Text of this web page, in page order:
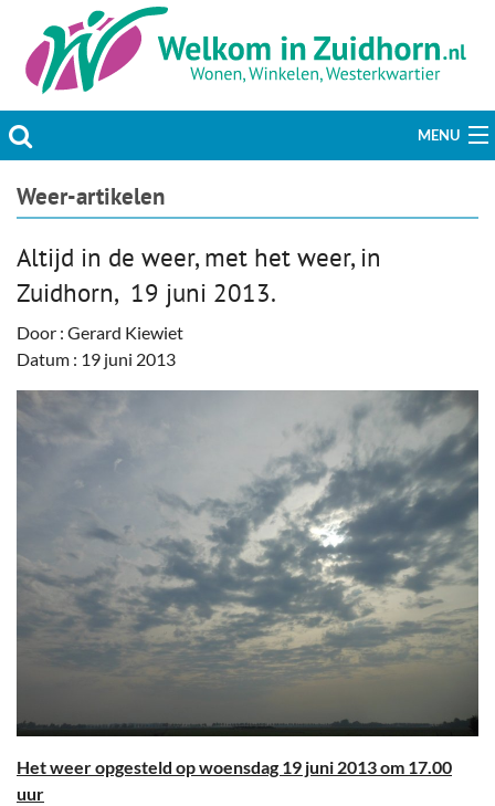
MENU
Actueel
Welzijn & Maatschappij
Bedrijven
Plaats bericht
Weer-artikelen
Altijd in de weer, met het weer, in
Zuidhorn, 19 juni 2013.
Door : Gerard Kiewiet
Datum : 19 juni 2013
Het weer opgesteld op woensdag 19 juni 2013 om 17.00
uur